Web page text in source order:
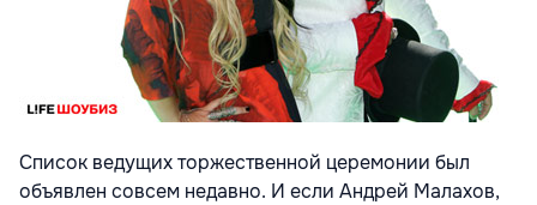
Список ведущих торжественной церемонии был
объявлен совсем недавно. И если Андрей Малахов,